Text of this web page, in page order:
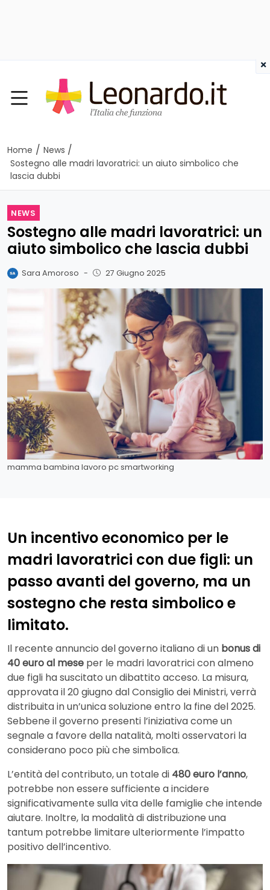
Home / News /
Sostegno alle madri lavoratrici: un aiuto simbolico che
lascia dubbi
NEWS
Sostegno alle madri lavoratrici: un
aiuto simbolico che lascia dubbi
Sara Amoroso - 27 Giugno 2025
mamma bambina lavoro pc smartworking
Un incentivo economico per le
madri lavoratrici con due figli: un
passo avanti del governo, ma un
sostegno che resta simbolico e
limitato.
Il recente annuncio del governo italiano di un bonus di
40 euro al mese per le madri lavoratrici con almeno
due figli ha suscitato un dibattito acceso. La misura,
approvata il 20 giugno dal Consiglio dei Ministri, verrà
distribuita in un’unica soluzione entro la fine del 2025.
Sebbene il governo presenti l’iniziativa come un
segnale a favore della natalità, molti osservatori la
considerano poco più che simbolica.
L’entità del contributo, un totale di 480 euro l’anno,
potrebbe non essere sufficiente a incidere
significativamente sulla vita delle famiglie che intende
aiutare. Inoltre, la modalità di distribuzione una
tantum potrebbe limitare ulteriormente l’impatto
positivo dell’incentivo.
×